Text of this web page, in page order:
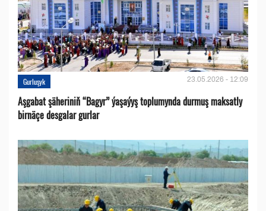
Gurluşyk 23.05.2026 - 12:09
Aşgabat şäheriniň “Bagyr” ýaşaýyş toplumynda durmuş maksatly
birnäçe desgalar gurlar